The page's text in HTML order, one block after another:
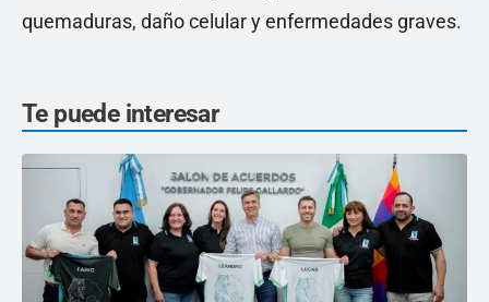
quemaduras, daño celular y enfermedades graves.
Te puede interesar